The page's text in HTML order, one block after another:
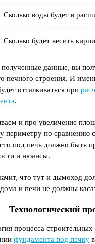
Сколько воды будет в
Сколько будет весить
данные, вы
печного строения. И
отталкиваться при
.
и про увеличение
периметру по сравнению
под печь должно быть
и нюансы.
что тут и дымоход
и печи не должны
Технологический
процесса строительных
фундамента под печку